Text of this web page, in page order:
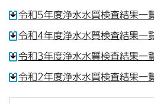
令和5年度浄水水質検査結果一
令和4年度浄水水質検査結果一
令和3年度浄水水質検査結果一
令和2年度浄水水質検査結果一